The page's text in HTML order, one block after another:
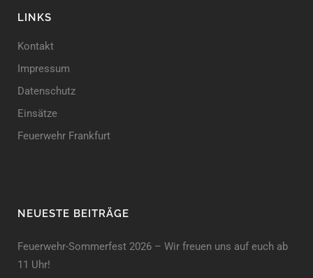
LINKS
Kontakt
Impressum
Datenschutz
Einsätze
Feuerwehr Frankfurt
NEUESTE BEITRÄGE
Feuerwehr-Sommerfest 2026 – Wir freuen uns auf euch ab
11 Uhr!